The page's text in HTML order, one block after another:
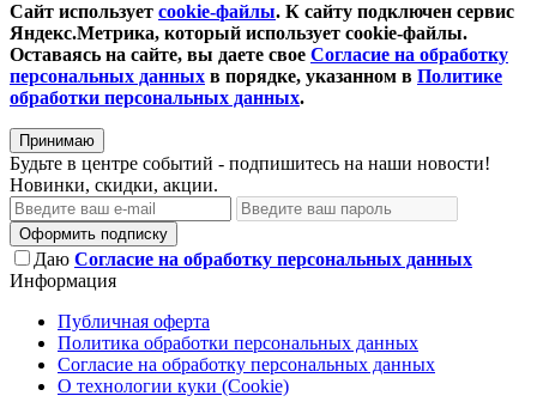
Сайт использует cookie-файлы. К cайту подключен сервис
Яндекс.Метрика, который использует cookie-файлы.
Оставаясь на сайте, вы даете свое Согласие на обработку
персональных данных в порядке, указанном в Политике
обработки персональных данных.
Принимаю
Будьте в центре событий - подпишитесь на наши новости!
Новинки, скидки, акции.
Оформить подписку
Даю Согласие на обработку персональных данных
Информация
Публичная оферта
Политика обработки персональных данных
Согласие на обработку персональных данных
О технологии куки (Cookie)